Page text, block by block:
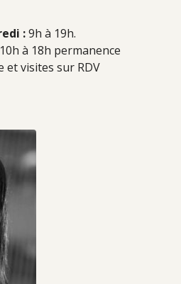
:9h à 19h.
10h à 18h permanence
et visites sur RDV